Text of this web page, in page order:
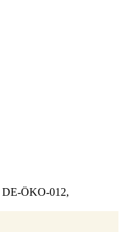
DE-ÖKO-012,